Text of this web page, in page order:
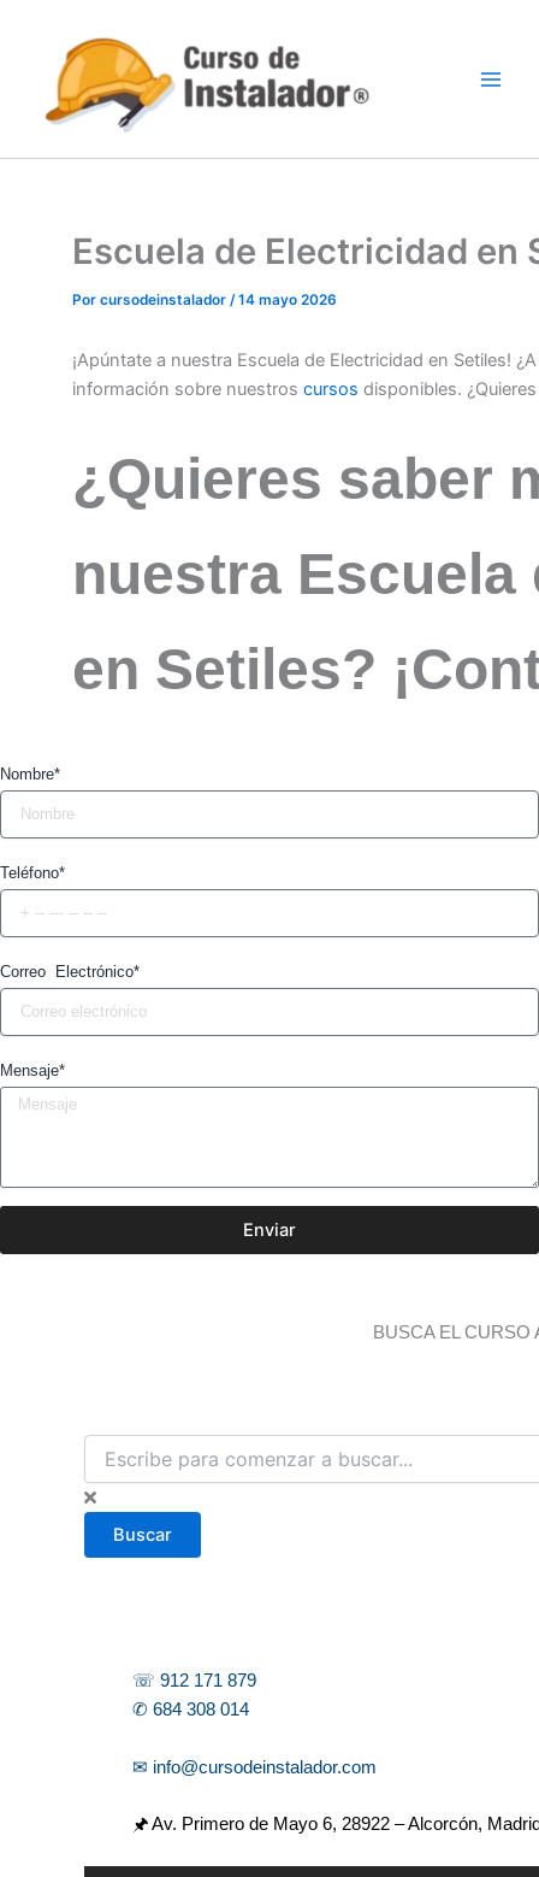
contenido
Escuela de Electricidad en
Por cursodeinstalador /14 mayo 2026
¡Apúntate a nuestra Escuela de Electricidad en Setiles!
información sobre nuestros cursos disponibles.
¿Quieres saber
nuestra
en Setiles?
Nombre*
Teléfono*
Correo Electrónico*
Mensaje*
Enviar
BUSCA EL CURSO
B
s
c
Buscar
☏ 912 171 879
✆ 684 308 014
✉ info@cursodeinstalador.com
🖈 Av. Primero de Mayo 6, 28922 – Alcorcón,